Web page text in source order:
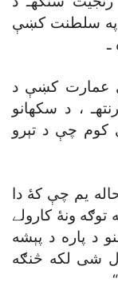
په سلطنت کښې
ـ
عمارت کښې د
، د سکهانو
کوم چې د تېرو
يم چې کۀ دا
ونۀ کارولے
د پاره د پېشه
شى لکه څنګه